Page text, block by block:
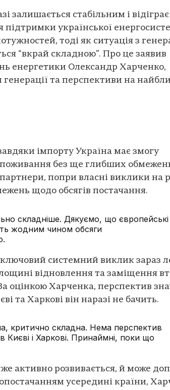
залишається стабільним і відіграє
української
тоді як ситуація з
“вкрай складною”. Про це заявив
енергетики Олександр Харченко,
та перспективи на
імпорту Україна має змогу
без ще глибших
попри власні виклики на
щодо обсягів постачання.
складніше. Дякуємо, що європейські
жодним чином обсяги
системний виклик зараз
відновлення та заміщення
оцінкою Харченка, перспектив
та Харкові він наразі не бачить.
критично складна. Нема перспектив
Києві і Харкові. Принаймні, поки що
активно розвивається, й може
усередині країни,